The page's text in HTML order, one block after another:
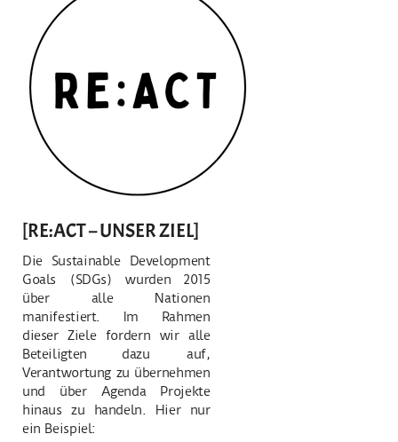
[RE:ACT – UNSER ZIEL]
Die Sustainable Development
Goals (SDGs) wurden 2015
über alle Nationen
manifestiert. Im Rahmen
dieser Ziele fordern wir alle
Beteiligten dazu auf,
Verantwortung zu übernehmen
und über Agenda Projekte
hinaus zu handeln. Hier nur
ein Beispiel: